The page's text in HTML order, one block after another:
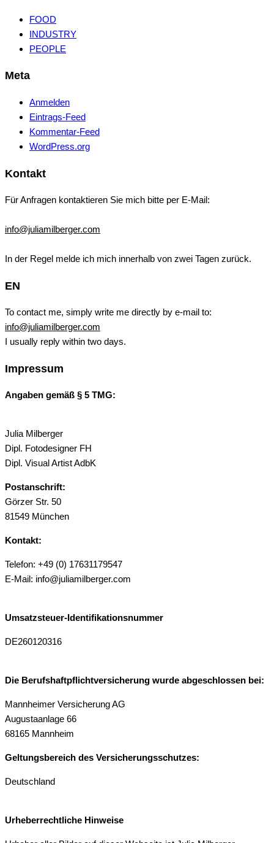
FOOD
INDUSTRY
PEOPLE
Meta
Anmelden
Eintrags-Feed
Kommentar-Feed
WordPress.org
Kontakt
Für Anfragen kontaktieren Sie mich bitte per E-Mail:
info@juliamilberger.com
In der Regel melde ich mich innerhalb von zwei Tagen zurück.
EN
To contact me, simply write me directly by e-mail to:
info@juliamilberger.com
I usually reply within two days.
Impressum
Angaben gemäß § 5 TMG:
Julia Milberger
Dipl. Fotodesigner FH
Dipl. Visual Artist AdbK
Postanschrift:
Görzer Str. 50
81549 München
Kontakt:
Telefon: +49 (0) 17631179547
E-Mail: info@juliamilberger.com
Umsatzsteuer-Identifikationsnummer
DE260120316
Die Berufshaftpflichtversicherung wurde abgeschlossen bei:
Mannheimer Versicherung AG
Augustaanlage 66
68165 Mannheim
Geltungsbereich des Versicherungsschutzes:
Deutschland
Urheberrechtliche Hinweise